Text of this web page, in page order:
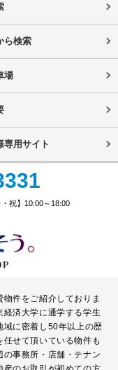
ら検索
場
専用サイト
祝】10:00～18:00
件をご紹介しておりま
済大学に通学する学生
域に密着し50年以上の歴
せて頂いている物件も
事務所・店舗・テナン